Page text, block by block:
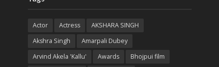
Actor Actress
AKSHARA SINGH
Akshra Singh
Amarpali Dubey
Arvind Akela 'Kallu'
Awards
Bhojpui film